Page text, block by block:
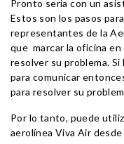
Pronto seria con un
Estos son los pasos
representantes de la
que marcar la oficina
resolver su problema.
para comunicar
para resolver su
Por lo tanto, puede
aerolínea Viva Air